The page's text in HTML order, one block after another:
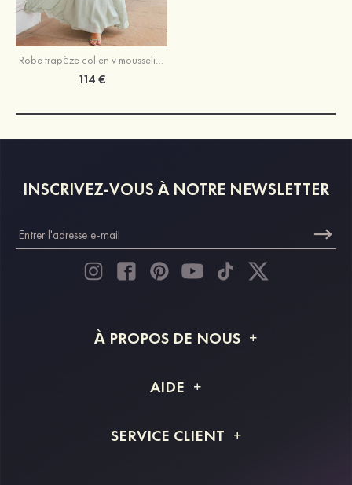
Robe trapèze col en v mousseline longueur ras du sol robe de demoiselle d'honneur avec ceintures
114 €
INSCRIVEZ-VOUS À NOTRE NEWSLETTER
À PROPOS DE NOUS
Livraison
AIDE
Retour et remboursement
SERVICE CLIENT